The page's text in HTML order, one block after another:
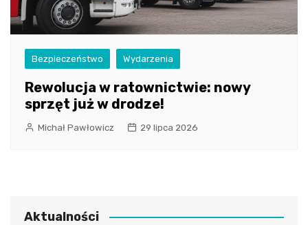
Bezpieczeństwo Wydarzenia
Rewolucja w ratownictwie: nowy
sprzęt już w drodze!
Michał Pawłowicz 29 lipca 2026
Aktualności